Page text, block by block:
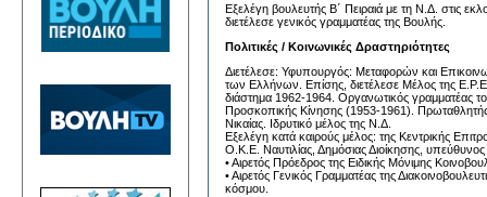
Εξελέγη βουλευτής Β΄ Πειραιά με τη Ν.Δ. στις
διετέλεσε γενικός γραμματέας της Βουλής.
Πολιτικές / Κοινωνικές Δραστηριότητες
Διετέλεσε: Υφυπουργός: Μεταφορών και
των Ελλήνων. Επίσης, διετέλεσε Μέλος της
διάστημα 1962-1964. Οργανωτικός γραμματέας
Προσκοπικής Κίνησης (1953-1961).
Νικαίας. Ιδρυτικό μέλος της Ν.Δ.
Εξελέγη κατά καιρούς μέλος: της Κεντρικής
Ο.Κ.Ε. Ναυτιλίας, Δημόσιας Διοίκησης,
• Αιρετός Πρόεδρος της Ειδικής Μόνιμης
• Αιρετός Γενικός Γραμματέας της
κόσμου.